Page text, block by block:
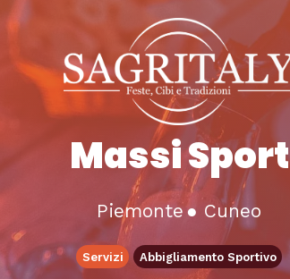
Massi Sport
Piemonte● Cuneo
Servizi Abbigliamento Sportivo